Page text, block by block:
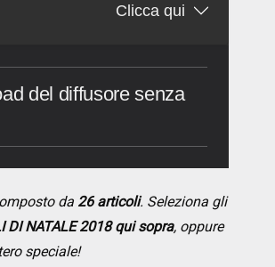
Clicca qui
del diffusore senza
da 26 articoli. Seleziona gli
DI NATALE 2018 qui sopra, oppure
speciale!